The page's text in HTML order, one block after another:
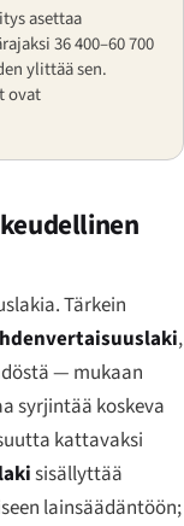
asettaa
36 400–60 700
ylittää sen.
ovat
Tärkein
,
— mukaan
syrjintää koskeva
kattavaksi
sisällyttää
lainsäädäntöön;